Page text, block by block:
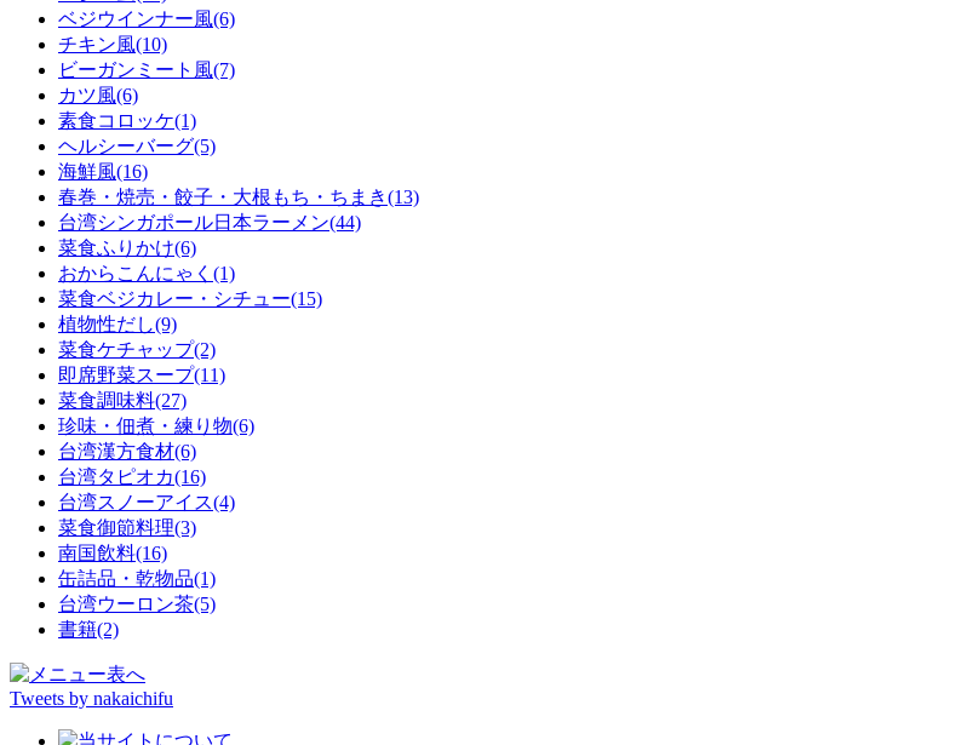
ベジウインナー風(6)
チキン風(10)
ビーガンミート風(7)
カツ風(6)
素食コロッケ(1)
ヘルシーバーグ(5)
海鮮風(16)
春巻・焼売・餃子・大根もち・ちまき(13)
台湾シンガポール日本ラーメン(44)
菜食ふりかけ(6)
おからこんにゃく(1)
菜食ベジカレー・シチュー(15)
植物性だし(9)
菜食ケチャップ(2)
即席野菜スープ(11)
菜食調味料(27)
珍味・佃煮・練り物(6)
台湾漢方食材(6)
台湾タピオカ(16)
台湾スノーアイス(4)
菜食御節料理(3)
南国飲料(16)
缶詰品・乾物品(1)
台湾ウーロン茶(5)
書籍(2)
Tweets by nakaichifu